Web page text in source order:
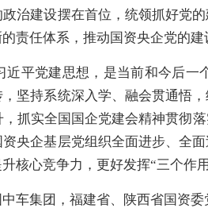
治建设摆在首位，统领抓好党
责任体系，推动国资央企党的建
平党建思想，是当前和今后
坚持系统深入学、融会贯通悟
抓实全国国企党建会精神贯彻
央企基层党组织全面进步、全
核心竞争力，更好发挥“三个作用
车集团，福建省、陕西省国资委